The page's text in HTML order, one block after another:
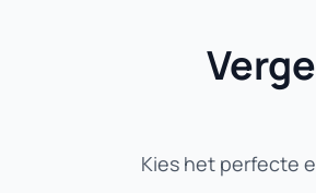
Kies het perfecte